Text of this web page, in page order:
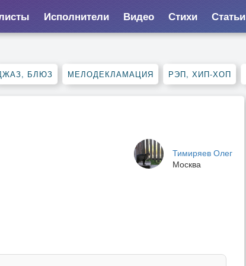
Исполнители Видео Стихи Статьи
БЛЮЗ МЕЛОДЕКЛАМАЦИЯ РЭП, ХИП-ХОП
Тимиряев Олег
Москва